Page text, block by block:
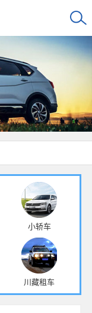
小轿车
川藏租车